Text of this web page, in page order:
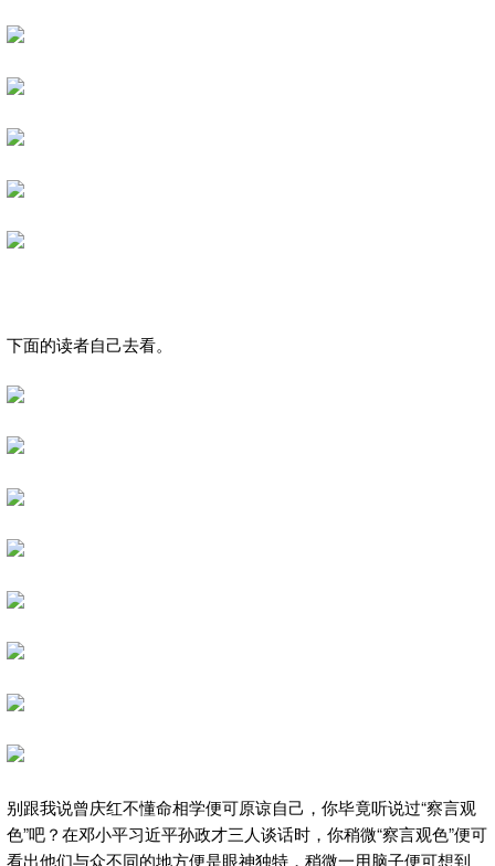
下面的读者自己去看。
别跟我说曾庆红不懂命相学便可原谅自己，你毕竟听说过“察言观
色”吧？在邓小平习近平孙政才三人谈话时，你稍微“察言观色”便可
看出他们与众不同的地方便是眼神独特，稍微一用脑子便可想到